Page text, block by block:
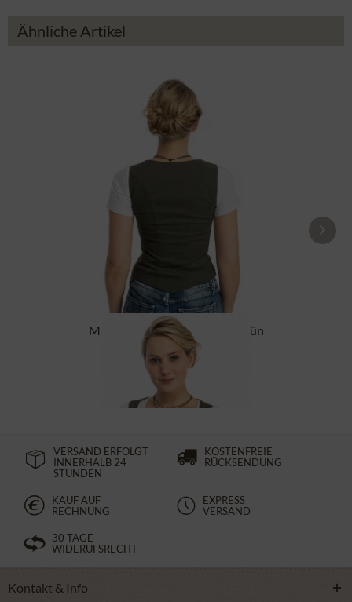
Ähnliche Artikel
Mieder Stretch EDELSTETT grün
ab 99,90 €
VERSAND ERFOLGT
INNERHALB 24
STUNDEN
KOSTENFREIE
RÜCKSENDUNG
KAUF AUF
RECHNUNG
EXPRESS
VERSAND
30 TAGE
WIDERUFSRECHT
Kontakt & Info